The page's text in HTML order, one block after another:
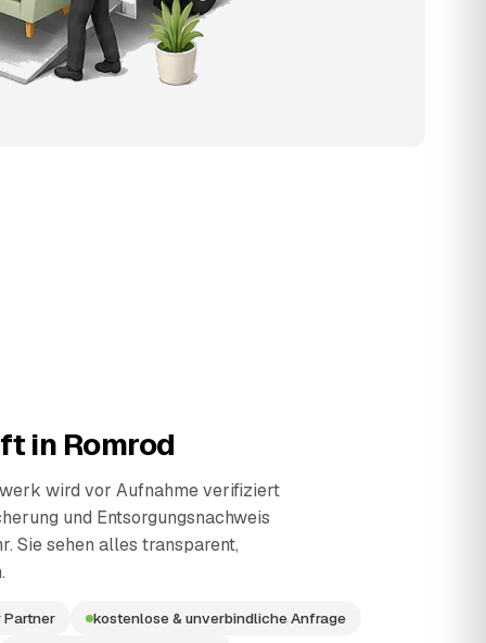
in Romrod
wird vor Aufnahme verifiziert
und Entsorgungsnachweis
Sie sehen alles transparent,
Partner kostenlose & unverbindliche Anfrage